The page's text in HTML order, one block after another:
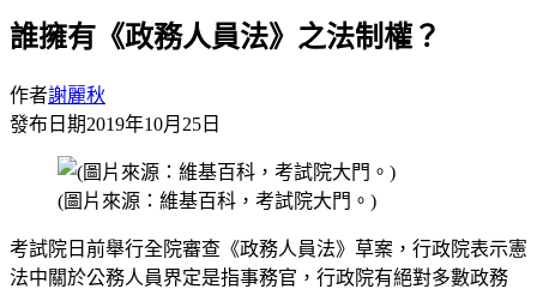
誰擁有《政務人員法》之法制權？
作者謝麗秋
發布日期2019年10月25日
(圖片來源：維基百科，考試院大門。)
考試院日前舉行全院審查《政務人員法》草案，行政院表示憲
法中關於公務人員界定是指事務官，行政院有絕對多數政務